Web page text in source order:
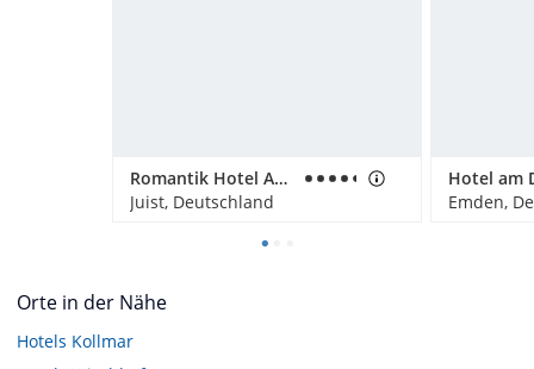
Romantik Hotel Achterdiek
Juist, Deutschland
Hotel am
Emden,
Orte in der Nähe
Hotels Kollmar